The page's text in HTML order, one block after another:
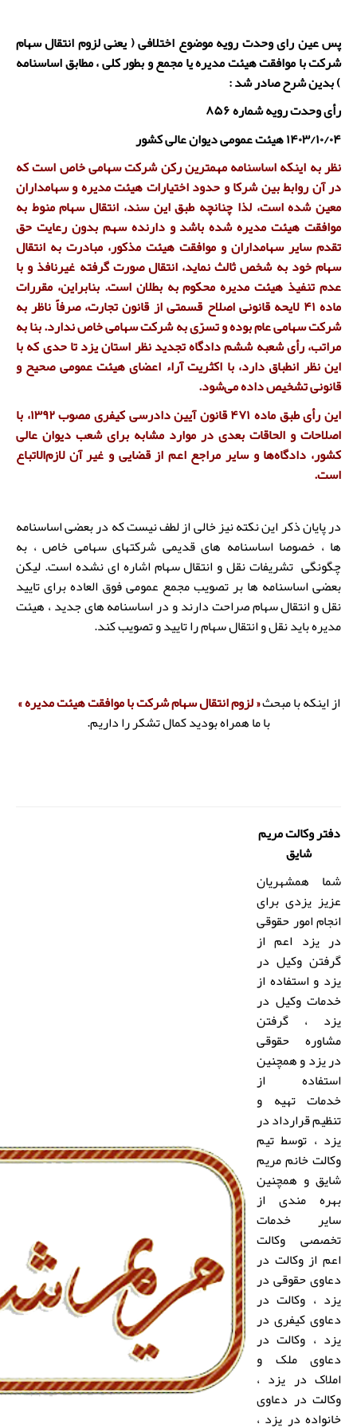
پس عین رای وحدت رویه موضوع اختلافی ( یعنی لزوم انتقال سهام
شرکت با موافقت هیئت مدیره یا مجمع و بطور کلی ، مطابق اساسنامه
) بدین شرح صادر شد :
رأی وحدت رویه شماره ۸۵۶
۱۴۰۳/۱۰/۰۴ هیئت عمومی دیوان عالی کشور
نظر به اینکه اساسنامه مهمترین رکن شرکت سهامی خاص است که
در آن روابط بین شرکا و حدود اختیارات هیئت مدیره و سهامداران
معین شده است، لذا چنانچه طبق این سند، انتقال سهام منوط به
موافقت هیئت مدیره شده باشد و دارنده سهم بدون رعایت حق
تقدم سایر سهامداران و موافقت هیئت مذکور، مبادرت به انتقال
سهام خود به شخص ثالث نماید، انتقال صورت گرفته غیرنافذ و با
عدم تنفیذ هیئت مدیره محکوم به بطلان است. بنابراین، مقررات
ماده ۴۱ لایحه قانونی اصلاح قسمتی از قانون تجارت، صرفاً ناظر به
شرکت سهامی عام بوده و تسرّی به شرکت سهامی خاص ندارد. بنا به
مراتب، رأی شعبه ششم دادگاه تجدید نظر استان یزد تا حدی که با
این نظر انطباق دارد، با اکثریت آراء اعضای هیئت عمومی صحیح و
قانونی تشخیص داده می‌شود.
این رأی طبق ماده ۴۷۱ قانون آیین دادرسی کیفری مصوب ۱۳۹۲، با
اصلاحات و الحاقات بعدی در موارد مشابه برای شعب دیوان عالی
کشور، دادگاه‌ها و سایر مراجع اعم از قضایی و غیر آن لازم‌الاتباع
است.
در پایان ذکر این نکته نیز خالی از لطف نیست که در بعضی اساسنامه
ها ، خصوصا اساسنامه های قدیمی شرکتهای سهامی خاص ، به
چگونگی تشریفات نقل و انتقال سهام اشاره ای نشده است. لیکن
بعضی اساسنامه ها بر تصویب مجمع عمومی فوق العاده برای تایید
نقل و انتقال سهام صراحت دارند و در اساسنامه های جدید ، هیئت
مدیره باید نقل و انتقال سهام را تایید و تصویب کند.
از اینکه با مبحث« لزوم انتقال سهام شرکت با موافقت هیئت مدیره »
با ما همراه بودید کمال تشکر را داریم.
دفتر وکالتمریم
شایق
شما همشهریان
عزیز یزدی برای
انجامامور حقوقی
در یزد اعم از
گرفتن وکیل در
یزد و استفاده از
خدماتوکیل در
یزد ، گرفتن
مشاوره حقوقی
در یزدو همچنین
استفاده از
خدماتتهیه و
تنظیم قرارداد در
یزد ، توسط تیم
وکالتخانم مریم
شایق و همچنین
بهره مندی از
سایر خدمات
تخصصی وکالت
اعم ازوکالت در
دعاوی حقوقی در
یزد ، وکالت در
دعاوی کیفری در
یزد ، وکالت در
دعاوی ملک و
املاک در یزد ،
وکالت در دعاوی
خانواده در یزد ،